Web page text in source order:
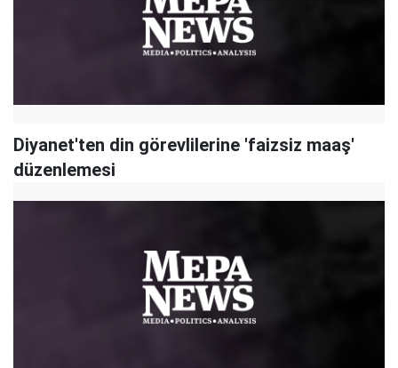
Diyanet'ten din görevlilerine 'faizsiz maaş'
düzenlemesi